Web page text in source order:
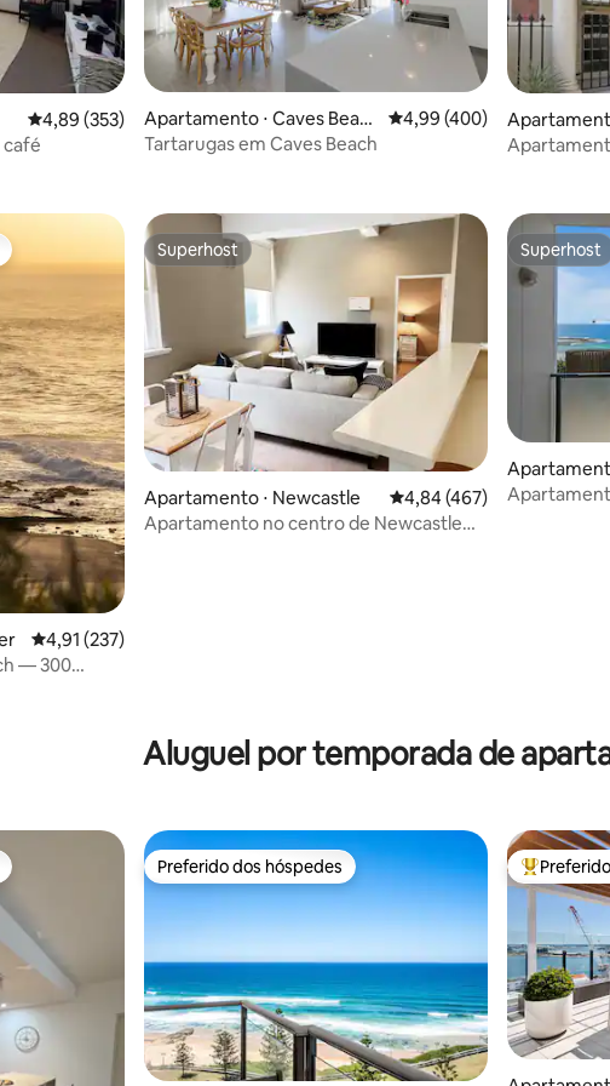
4,89 de uma avaliação média de 5, 353 avaliações
4,89 (353)
café
Apartamento ⋅ Caves Beac
h
4,99 de uma avaliação
4,99 (400)
Tartarugas em Caves Beach
dos hóspedes
4,91 de uma avaliação média de 5, 237 avaliações
4,91 (237)
— 300
Superhost
Superhost
Apartamento ⋅ Newcastle 4,84 de uma avaliação
4,84 (467)
Apartamento no centro de Newcastle
Superhost
Superhost
Aluguel por temporada de
dos hóspedes Preferido dos hóspedes
Preferido dos hóspedes Entre os